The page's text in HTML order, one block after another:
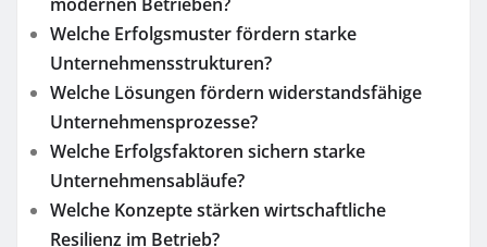
modernen Betrieben?
Welche Erfolgsmuster fördern starke
Unternehmensstrukturen?
Welche Lösungen fördern widerstandsfähige
Unternehmensprozesse?
Welche Erfolgsfaktoren sichern starke
Unternehmensabläufe?
Welche Konzepte stärken wirtschaftliche
Resilienz im Betrieb?